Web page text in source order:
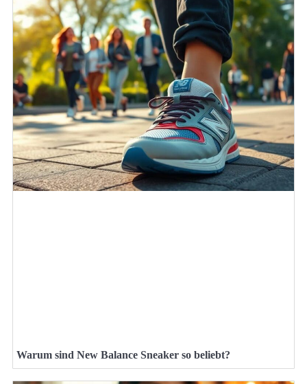
Warum sind New Balance Sneaker so beliebt?